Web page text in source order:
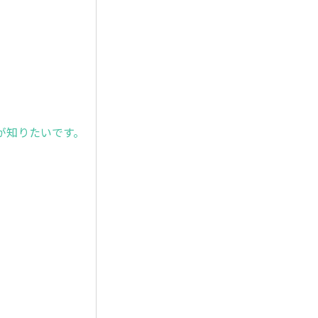
りたいです。